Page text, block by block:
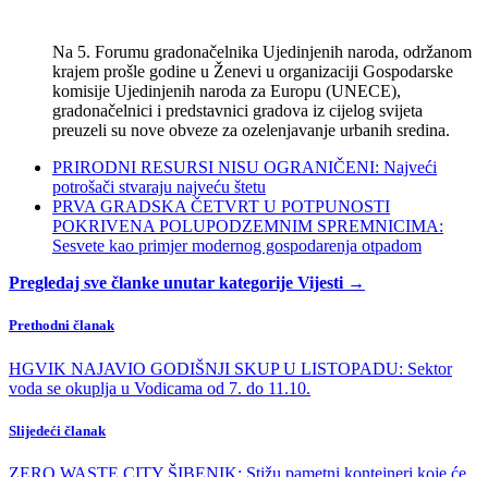
Na 5. Forumu gradonačelnika Ujedinjenih naroda, održanom
krajem prošle godine u Ženevi u organizaciji Gospodarske
komisije Ujedinjenih naroda za Europu (UNECE),
gradonačelnici i predstavnici gradova iz cijelog svijeta
preuzeli su nove obveze za ozelenjavanje urbanih sredina.
PRIRODNI RESURSI NISU OGRANIČENI: Najveći
potrošači stvaraju najveću štetu
PRVA GRADSKA ČETVRT U POTPUNOSTI
POKRIVENA POLUPODZEMNIM SPREMNICIMA:
Sesvete kao primjer modernog gospodarenja otpadom
Pregledaj sve članke unutar kategorije Vijesti →
Prethodni članak
HGVIK NAJAVIO GODIŠNJI SKUP U LISTOPADU: Sektor
voda se okuplja u Vodicama od 7. do 11.10.
Slijedeći članak
ZERO WASTE CITY ŠIBENIK: Stižu pametni kontejneri koje će